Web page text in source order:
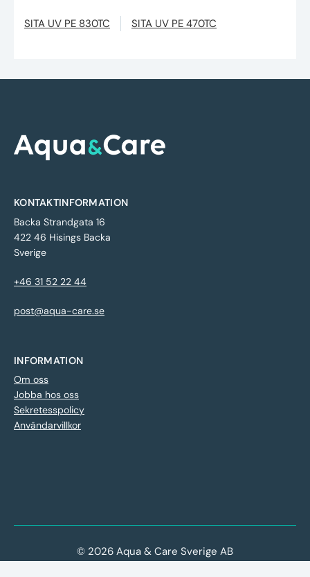
SITA UV PE 830TC SITA UV PE 470TC
KONTAKTINFORMATION
Backa Strandgata 16
422 46 Hisings Backa
Sverige
+46 31 52 22 44
post@aqua-care.se
INFORMATION
Om oss
Jobba hos oss
Sekretesspolicy
Användarvillkor
© 2026 Aqua & Care Sverige AB